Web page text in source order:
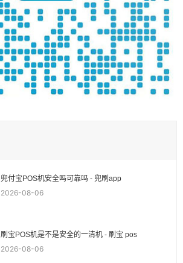
兜付宝POS机安全吗可靠吗 - 兜刷app
2026-08-06
刷宝POS机是不是安全的一清机 - 刷宝 pos
2026-08-06